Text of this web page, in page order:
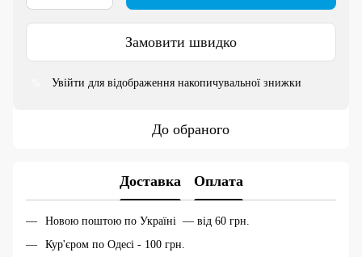
Замовити швидко
Увійти для відображення накопичувальної знижки
До обраного
Доставка Оплата
Новою поштою по Україні — від 60 грн.
Кур'єром по Одесі - 100 грн.